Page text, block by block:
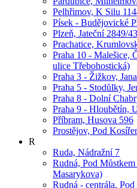
Pelhřimov, K Silu
Písek - Budějovické
Plzeň, Jateční 2849/43
Prachatice,
Praha 10 - Malešice,
ulice Třebohostická)
Praha 3 - Žižkov,
Praha 5 - Stodůlky,
Praha 8 - Dolní
Praha 9 - Hloubětín,
Příbram, Husova 596
Prostějov, Pod
R
Ruda, Nádražní 7
Rudná, Pod
Masarykova)
Rudná - centrála,